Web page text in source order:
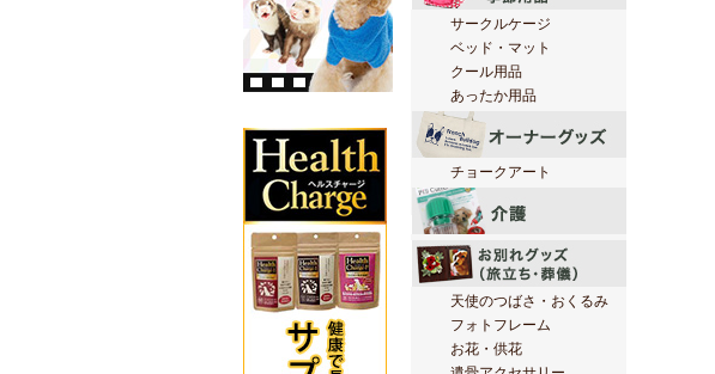
サークルケージ
ベッド・マット
クール用品
あったか用品
チョークアート
天使のつばさ・おくるみ
フォトフレーム
お花・供花